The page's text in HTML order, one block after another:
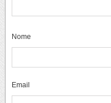
Nome
Email